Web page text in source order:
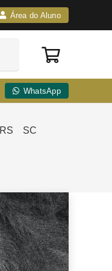
Área do Aluno
WhatsApp
RS SC